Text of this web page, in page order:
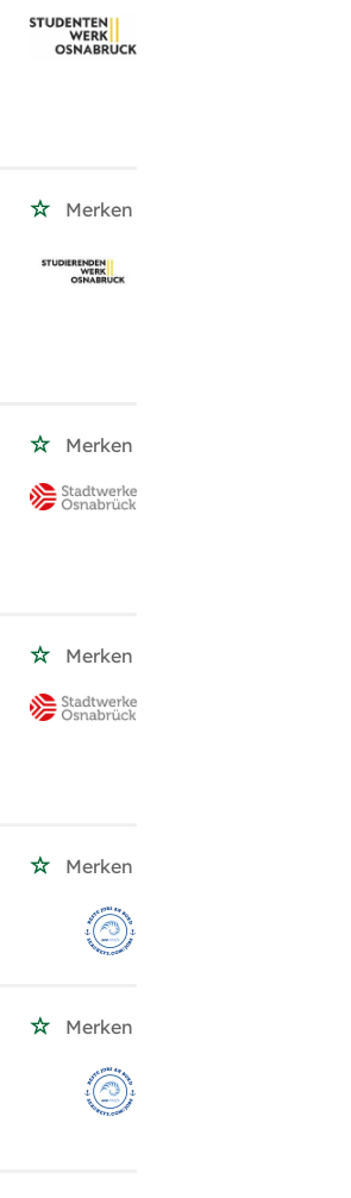
Merken
Merken
Merken
Merken
Merken